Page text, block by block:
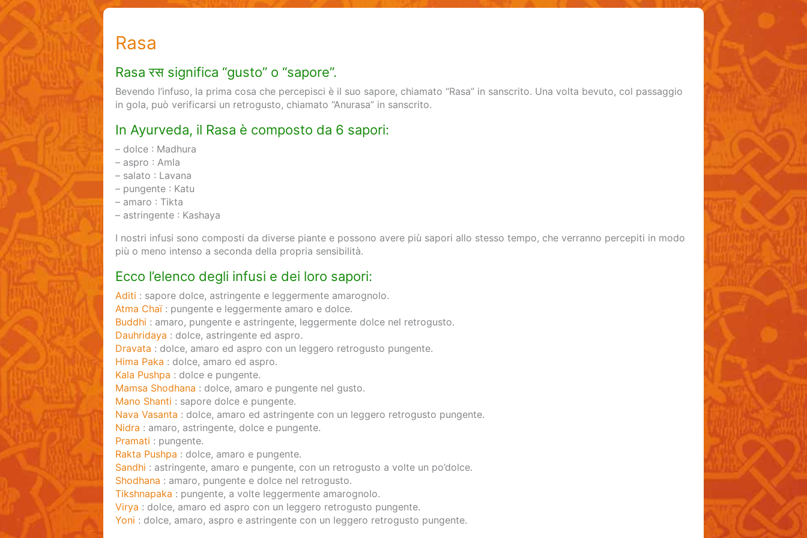
Rasa
Rasa रस significa “gusto” o “sapore”.
Bevendo l’infuso, la prima cosa che percepisci è il suo sapore, chiamato “Rasa” in sanscrito. Una volta bevuto, col passaggio
in gola, può verificarsi un retrogusto, chiamato “Anurasa” in sanscrito.
In Ayurveda, il Rasa è composto da 6 sapori:
– dolce : Madhura
– aspro : Amla
– salato : Lavana
– pungente : Katu
– amaro : Tikta
– astringente : Kashaya
I nostri infusi sono composti da diverse piante e possono avere più sapori allo stesso tempo, che verranno percepiti in modo
più o meno intenso a seconda della propria sensibilità.
Ecco l’elenco degli infusi e dei loro sapori:
Aditi : sapore dolce, astringente e leggermente amarognolo.
Atma Chaï: pungente e leggermente amaro e dolce.
Buddhi : amaro, pungente e astringente, leggermente dolce nel retrogusto.
Dauhridaya : dolce, astringente ed aspro.
Dravata : dolce, amaro ed aspro con un leggero retrogusto pungente.
Hima Paka : dolce, amaro ed aspro.
Kala Pushpa : dolce e pungente.
Mamsa Shodhana : dolce, amaro e pungente nel gusto.
Mano Shanti : sapore dolce e pungente.
Nava Vasanta : dolce, amaro ed astringente con un leggero retrogusto pungente.
Nidra : amaro, astringente, dolce e pungente.
Pramati : pungente.
Rakta Pushpa : dolce, amaro e pungente.
Sandhi : astringente, amaro e pungente, con un retrogusto a volte un po’dolce.
Shodhana : amaro, pungente e dolce nel retrogusto.
Tikshnapaka : pungente, a volte leggermente amarognolo.
Virya : dolce, amaro ed aspro con un leggero retrogusto pungente.
Yoni : dolce, amaro, aspro e astringente con un leggero retrogusto pungente.